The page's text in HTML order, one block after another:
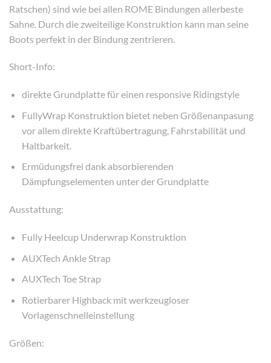
Ratschen) sind wie bei allen ROME Bindungen allerbeste
Sahne. Durch die zweiteilige Konstruktion kann man seine
Boots perfekt in der Bindung zentrieren.
Short-Info:
direkte Grundplatte für einen responsive Ridingstyle
FullyWrap Konstruktion bietet neben Größenanpasung
vor allem direkte Kraftübertragung, Fahrstabilität und
Haltbarkeit.
Ermüdungsfrei dank absorbierenden
Dämpfungselementen unter der Grundplatte
Ausstattung:
Fully Heelcup Underwrap Konstruktion
AUXTech Ankle Strap
AUXTech Toe Strap
Rotierbarer Highback mit werkzeugloser
Vorlagenschnelleinstellung
Größen: